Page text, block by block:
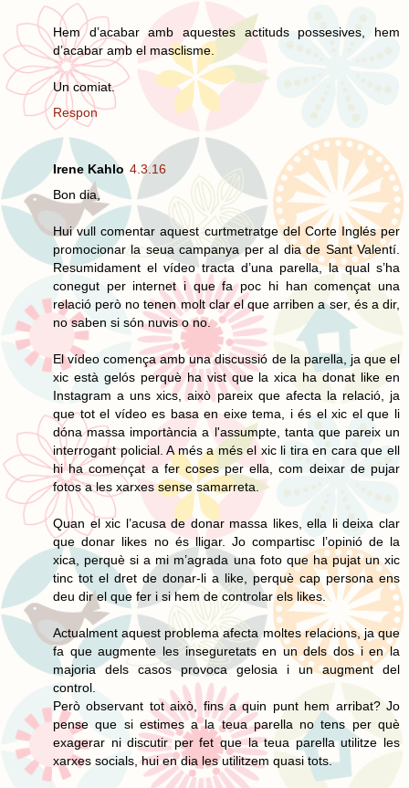
Hem d’acabar amb aquestes actituds possesives, hem
d’acabar amb el masclisme.
Un comiat.
Respon
Irene Kahlo 4.3.16
Bon dia,
Hui vull comentar aquest curtmetratge del Corte Inglés per
promocionar la seua campanya per al dia de Sant Valentí.
Resumidament el vídeo tracta d’una parella, la qual s’ha
conegut per internet i que fa poc hi han començat una
relació però no tenen molt clar el que arriben a ser, és a dir,
no saben si són nuvis o no.
El vídeo comença amb una discussió de la parella, ja que el
xic està gelós perquè ha vist que la xica ha donat like en
Instagram a uns xics, això pareix que afecta la relació, ja
que tot el vídeo es basa en eixe tema, i és el xic el que li
dóna massa importància a l'assumpte, tanta que pareix un
interrogant policial. A més a més el xic li tira en cara que ell
hi ha començat a fer coses per ella, com deixar de pujar
fotos a les xarxes sense samarreta.
Quan el xic l’acusa de donar massa likes, ella li deixa clar
que donar likes no és lligar. Jo compartisc l’opinió de la
xica, perquè si a mi m’agrada una foto que ha pujat un xic
tinc tot el dret de donar-li a like, perquè cap persona ens
deu dir el que fer i si hem de controlar els likes.
Actualment aquest problema afecta moltes relacions, ja que
fa que augmente les inseguretats en un dels dos i en la
majoria dels casos provoca gelosia i un augment del
control.
Però observant tot això, fins a quin punt hem arribat? Jo
pense que si estimes a la teua parella no tens per què
exagerar ni discutir per fet que la teua parella utilitze les
xarxes socials, hui en dia les utilitzem quasi tots.